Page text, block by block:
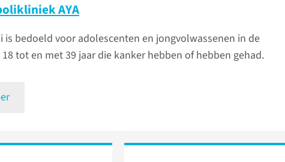
AYA
is bedoeld voor adolescenten en jongvolwassenen in de
tot en met 39 jaar die kanker hebben of hebben gehad.